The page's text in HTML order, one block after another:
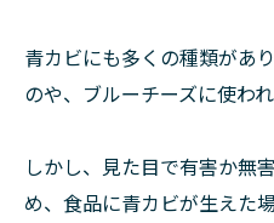
青カビにも多くの種類があ
のや、ブルーチーズに使わ
しかし、見た目で有害か無
め、食品に青カビが生えた